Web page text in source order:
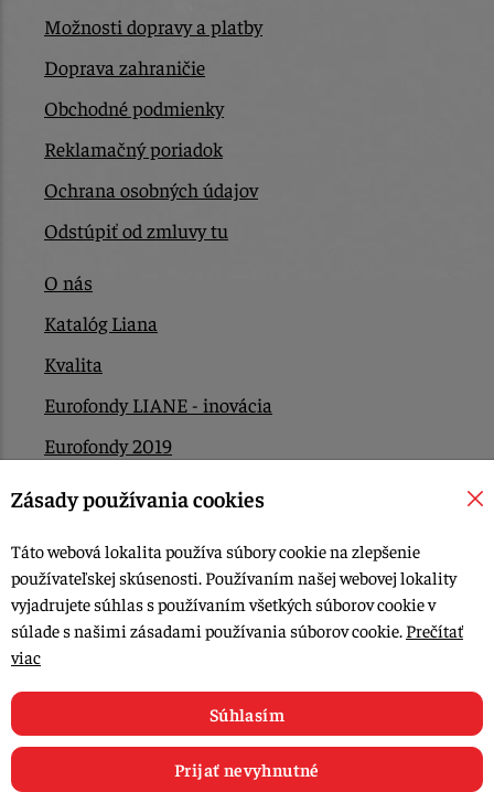
Možnosti dopravy a platby
Doprava zahraničie
Obchodné podmienky
Reklamačný poriadok
Ochrana osobných údajov
Odstúpiť od zmluvy tu
O nás
Katalóg Liana
Kvalita
Eurofondy LIANE - inovácia
Eurofondy 2019
Eurofondy 2022/2023
Kontakt
© 2015-2026, LIANA GOLIAŠ s.r.o. všetky práva vyhradené.
Upraviť nastavenia Cookies
Zásady používania cookies
Táto webová lokalita používa súbory cookie na zlepšenie
používateľskej skúsenosti. Používaním našej webovej lokality
vyjadrujete súhlas s používaním všetkých súborov cookie v
súlade s našimi zásadami používania súborov cookie. Prečítať
viac
Súhlasím
Prijať nevyhnutné